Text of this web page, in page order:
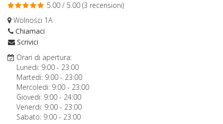
5.00 / 5.00 (3 recensioni)
Wolności 1A
Chiamaci
Scrivici
Orari di apertura:
Lunedi: 9:00 - 23:00
Martedi: 9:00 - 23:00
Mercoledi: 9:00 - 23:00
Giovedi: 9:00 - 24:00
Venerdi: 9:00 - 23:00
Sabato: 9:00 - 23:00